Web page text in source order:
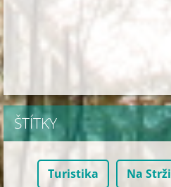
ŠTÍTKY
Turistika Na Strži